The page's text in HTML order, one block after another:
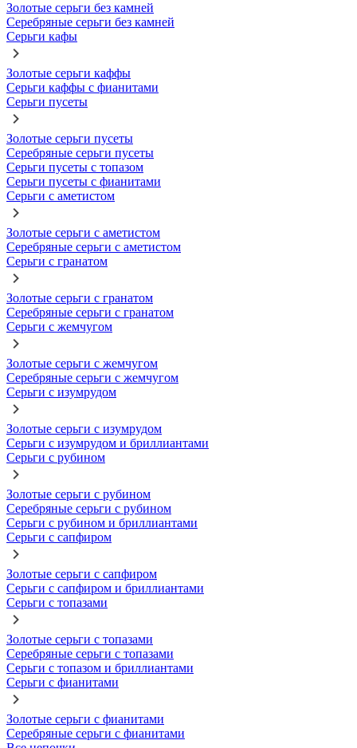
Золотые серьги без камней
Серебряные серьги без камней
Серьги кафы
Золотые серьги каффы
Серьги каффы с фианитами
Серьги пусеты
Золотые серьги пусеты
Серебряные серьги пусеты
Серьги пусеты с топазом
Серьги пусеты с фианитами
Серьги с аметистом
Золотые серьги с аметистом
Серебряные серьги с аметистом
Серьги с гранатом
Золотые серьги с гранатом
Серебряные серьги с гранатом
Серьги с жемчугом
Золотые серьги с жемчугом
Серебряные серьги с жемчугом
Серьги с изумрудом
Золотые серьги с изумрудом
Серьги с изумрудом и бриллиантами
Серьги с рубином
Золотые серьги с рубином
Серебряные серьги с рубином
Серьги с рубином и бриллиантами
Серьги с сапфиром
Золотые серьги с сапфиром
Серьги с сапфиром и бриллиантами
Серьги с топазами
Золотые серьги с топазами
Серебряные серьги с топазами
Серьги с топазом и бриллиантами
Серьги с фианитами
Золотые серьги с фианитами
Серебряные серьги с фианитами